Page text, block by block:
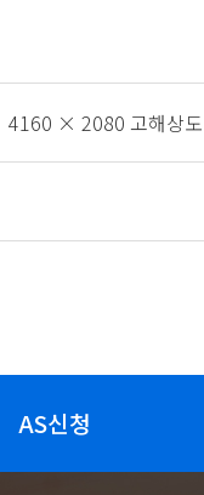
× 2080 고해상
AS신청